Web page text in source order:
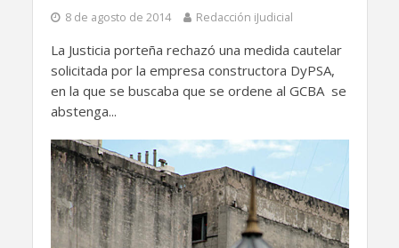
8 de agosto de 2014 Redacción iJudicial
La Justicia porteña rechazó una medida cautelar
solicitada por la empresa constructora DyPSA,
en la que se buscaba que se ordene al GCBA se
abstenga...